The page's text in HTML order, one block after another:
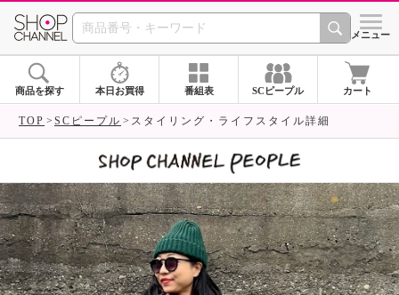
SHOP CHANNEL シメニュー
商品を探す 本日お買得 番組表 SCピープル カート
TOP SCピープル スタイリング・ライフスタイル詳細